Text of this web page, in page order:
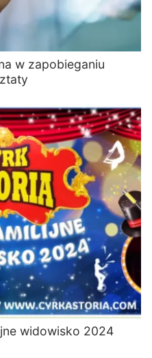
w zapobieganiu
widowisko 2024